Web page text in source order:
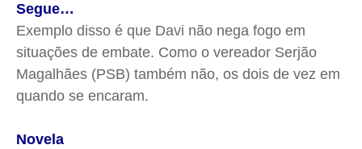
Segue…
Exemplo disso é que Davi não nega fogo em
situações de embate. Como o vereador Serjão
Magalhães (PSB) também não, os dois de vez em
quando se encaram.
Novela